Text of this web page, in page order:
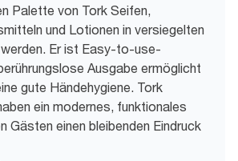
Palette von Tork Seifen,
und Lotionen in versiegelten
Er ist Easy-to-use-
Ausgabe ermöglicht
gute Händehygiene. Tork
ein modernes, funktionales
Gästen einen bleibenden Eindruck